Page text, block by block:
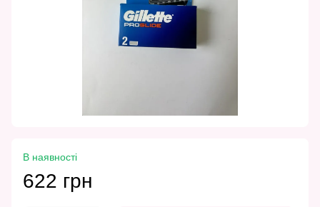
В наявності
622 грн